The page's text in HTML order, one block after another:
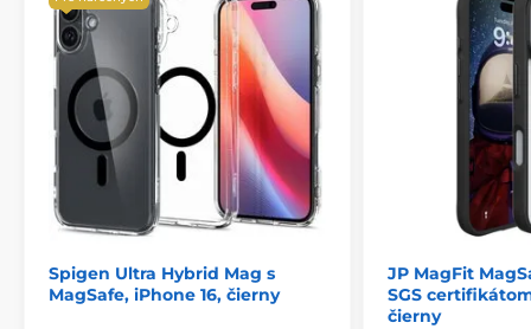
vzhľad
Obsah balenia:
1x Tech-Protect Magslim Magsafe puzdro
Spigen Ultra Hybrid Mag s
MagSafe, iPhone 16, čierny
JP MagFit
SGS
čierny